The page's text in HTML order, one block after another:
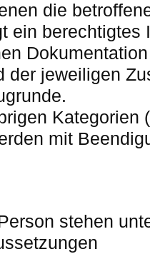
die
ein berechtigtes
der jeweiligen
Kategorien
mit
stehen